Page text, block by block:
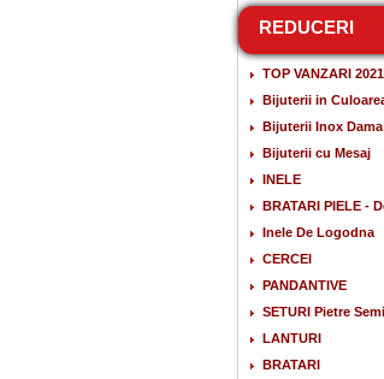
REDUCERI
TOP VANZARI 2021
Bijuterii in
Bijuterii Inox Dama
Bijuterii cu Mesaj
INELE
BRATARI PIELE -
Inele De Logodna
CERCEI
PANDANTIVE
SETURI Pietre
LANTURI
BRATARI